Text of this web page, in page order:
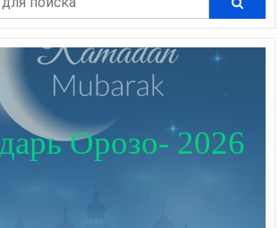
Орозо- 2026